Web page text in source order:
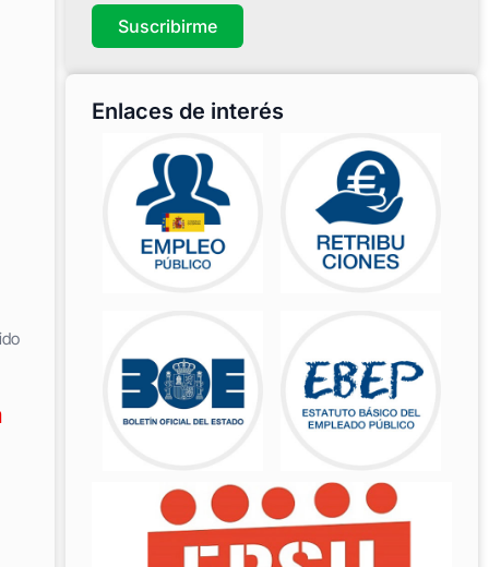
Suscribirme
Enlaces de interés